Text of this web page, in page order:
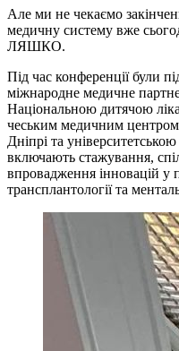
Але ми не чекаємо
медичну систему вже
ЛЯШКО.
Під час конференції були
міжнародне медичне
Національною дитячою
чеським медичним
Дніпрі та
включають стажування,
впровадження інновацій у
трансплантології та